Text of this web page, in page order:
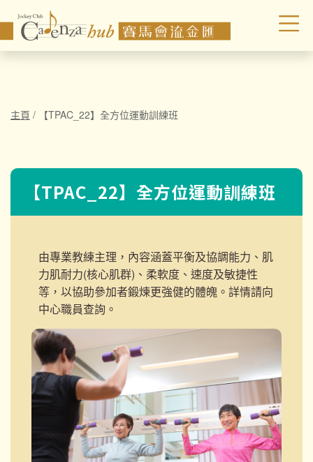
主頁 / 【TPAC_22】全方位運動訓練班
【TPAC_22】全方位運動訓練班
由專業教練主理，內容涵蓋平衡及協調能力、肌
力肌耐力(核心肌群)、柔軟度、速度及敏捷性
等，以協助參加者鍛煉更強健的體魄。詳情請向
中心職員查詢。